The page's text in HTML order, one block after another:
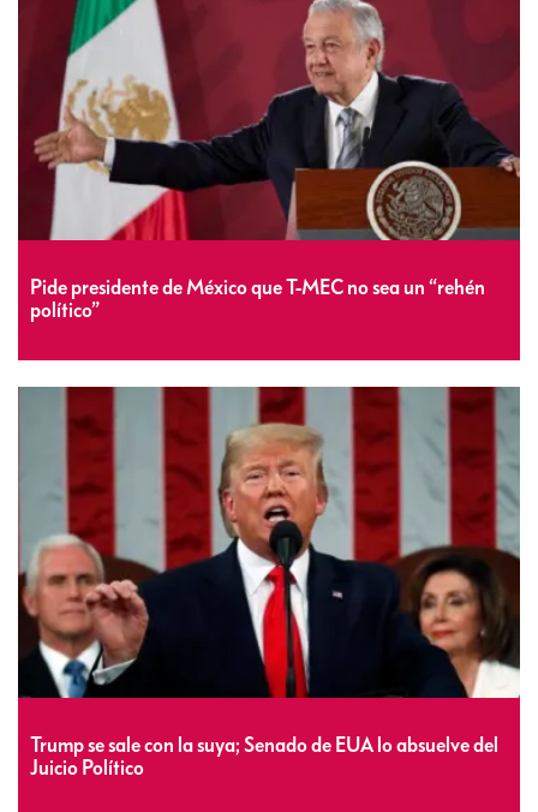
Pide presidente de México que T-MEC no sea un “rehén
político”
Trump se sale con la suya; Senado de EUA lo absuelve del
Juicio Político